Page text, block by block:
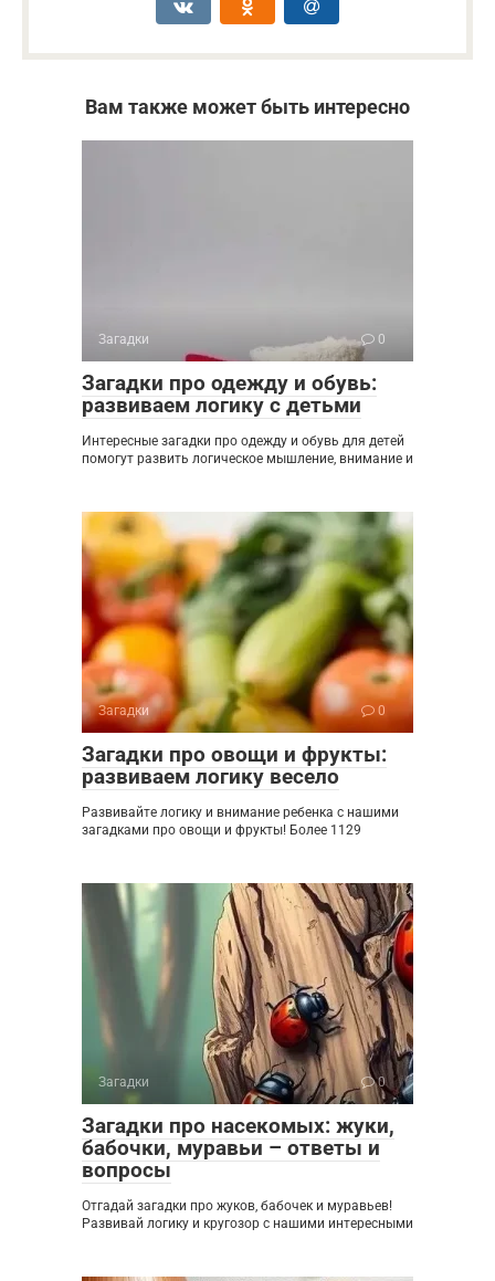
Вам также может быть интересно
Загадки 0
Загадки про одежду и обувь:
развиваем логику с детьми
Интересные загадки про одежду и обувь для детей
помогут развить логическое мышление, внимание и
Загадки 0
Загадки про овощи и фрукты:
развиваем логику весело
Развивайте логику и внимание ребенка с нашими
загадками про овощи и фрукты! Более 1129
Загадки 0
Загадки про насекомых: жуки,
бабочки, муравьи – ответы и
вопросы
Отгадай загадки про жуков, бабочек и муравьев!
Развивай логику и кругозор с нашими интересными